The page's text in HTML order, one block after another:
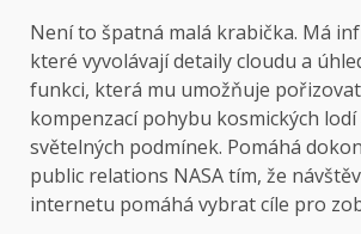
Není to špatná malá krabička. Má
které vyvolávají detaily cloudu a
funkci, která mu umožňuje
kompenzací pohybu kosmických lodí
světelných podmínek. Pomáhá
public relations NASA tím, že
internetu pomáhá vybrat cíle pro